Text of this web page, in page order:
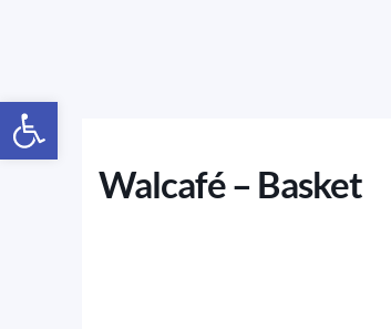
Walcafé – Basket
Ouvrir la barre d’outils